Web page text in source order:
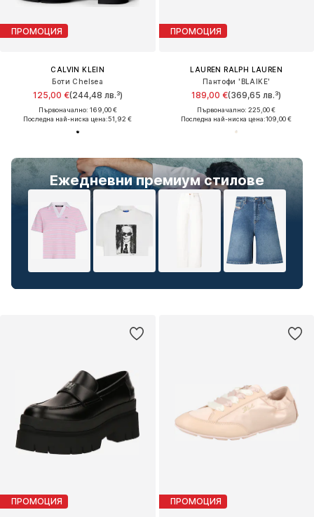
ПРОМОЦИЯ
CALVIN KLEIN
Боти Chelsea
125,00 €(244,48 лв.³)
Първоначално: 169,00 €
Последна най-ниска цена:51,92 €
ПРОМОЦИЯ
LAUREN RALPH LAUREN
Пантофи 'BLAIKE'
189,00 €(369,65 лв.³)
Първоначално: 225,00 €
Последна най-ниска цена:109,00 €
Ежедневни премиум стилове
ПРОМОЦИЯ ПРОМОЦИЯ